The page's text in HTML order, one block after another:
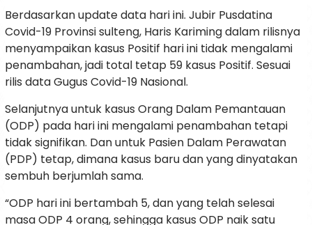
Berdasarkan update data hari ini. Jubir Pusdatina
Covid-19 Provinsi sulteng, Haris Kariming dalam rilisnya
menyampaikan kasus Positif hari ini tidak mengalami
penambahan, jadi total tetap 59 kasus Positif. Sesuai
rilis data Gugus Covid-19 Nasional.
Selanjutnya untuk kasus Orang Dalam Pemantauan
(ODP) pada hari ini mengalami penambahan tetapi
tidak signifikan. Dan untuk Pasien Dalam Perawatan
(PDP) tetap, dimana kasus baru dan yang dinyatakan
sembuh berjumlah sama.
“ODP hari ini bertambah 5, dan yang telah selesai
masa ODP 4 orang, sehingga kasus ODP naik satu